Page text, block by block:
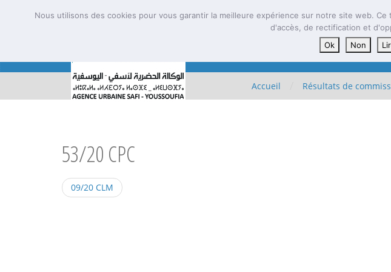
Accueil Résultats de
53/20 CPC
09/20 CLM
Nous utilisons des cookies pour vous garantir la meilleure expérience sur notre site web.
d'accès, de rectification et
Ok
Non